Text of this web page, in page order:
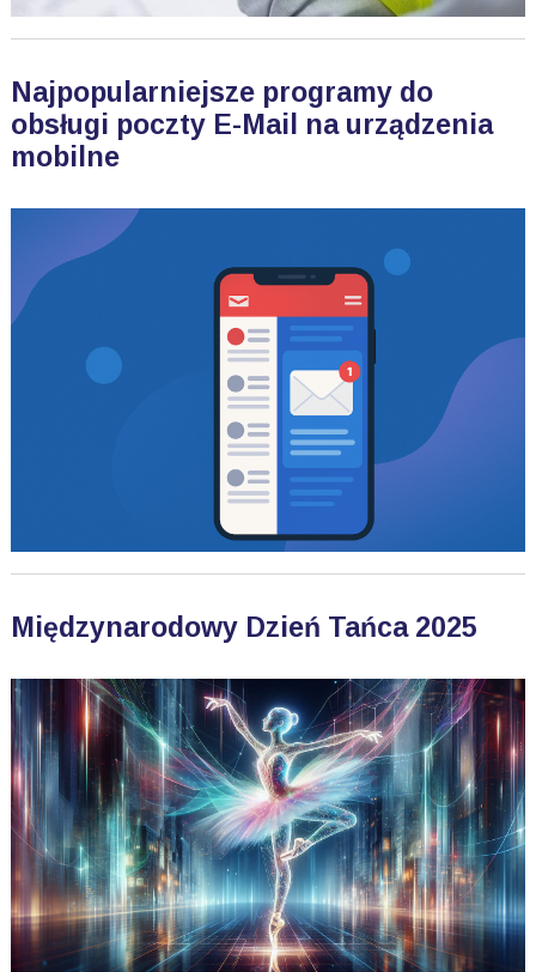
Najpopularniejsze programy do
obsługi poczty E-Mail na urządzenia
mobilne
Międzynarodowy Dzień Tańca 2025